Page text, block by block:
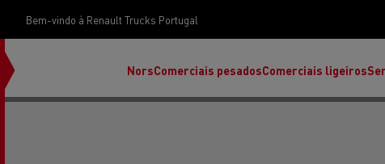
Bem-vindo à Renault Trucks Portugal
NorsComerciais pesadosComerciais ligeiros